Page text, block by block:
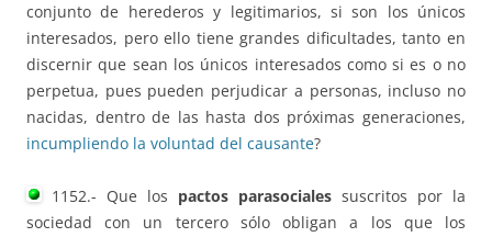
conjunto de herederos y legitimarios, si son los únicos
interesados, pero ello tiene grandes dificultades, tanto en
discernir que sean los únicos interesados como si es o no
perpetua, pues pueden perjudicar a personas, incluso no
nacidas, dentro de las hasta dos próximas generaciones,
incumpliendo la voluntad del causante?
1152.- Que los pactos parasociales suscritos por la
sociedad con un tercero sólo obligan a los que los